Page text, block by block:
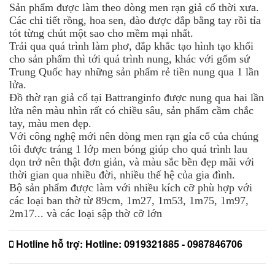
Sản phẩm được làm theo dòng men rạn giả cổ thời xưa.
Các chi tiết rồng, hoa sen, đào được đắp bằng tay rồi tỉa
tót từng chút một sao cho mềm mại nhất.
Trải qua quá trình làm phơ, đắp khắc tạo hình tạo khối
cho sản phẩm thì tới quá trình nung, khác với gốm sứ
Trung Quốc hay những sản phẩm rẻ tiền nung qua 1 lần
lửa.
Đồ thờ rạn giả cổ tại Battranginfo được nung qua hai lần
lửa nên màu nhìn rất có chiều sâu, sản phẩm cầm chắc
tay, màu men đẹp.
Với công nghệ mới nên dòng men rạn gỉa cổ của chúng
tôi được tráng 1 lớp men bóng giúp cho quá trình lau
dọn trở nên thật đơn giản, và màu sắc bền đẹp mãi với
thời gian qua nhiều đời, nhiều thế hệ của gia đình.
Bộ sản phẩm được làm với nhiều kích cỡ phù hợp với
các loại ban thờ từ 89cm, 1m27, 1m53, 1m75, 1m97,
2m17... và các loại sập thờ cỡ lớn
Hotline hỗ trợ: Hotline: 0919321885 - 0987846706